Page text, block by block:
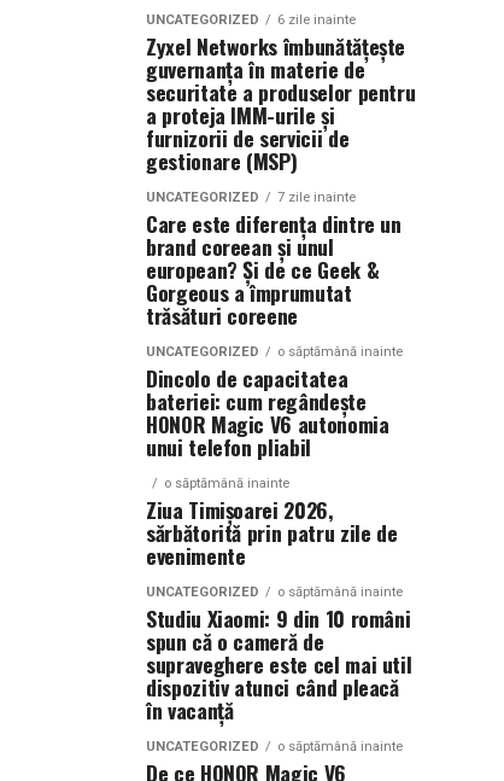
UNCATEGORIZED 6 zile inainte
Zyxel Networks îmbunătățește
guvernanța în materie de
securitate a produselor pentru
a proteja IMM-urile și
furnizorii de servicii de
gestionare (MSP)
UNCATEGORIZED 7 zile inainte
Care este diferența dintre un
brand coreean și unul
european? Și de ce Geek &
Gorgeous a împrumutat
trăsături coreene
UNCATEGORIZED o săptămână inainte
Dincolo de capacitatea
bateriei: cum regândește
HONOR Magic V6 autonomia
unui telefon pliabil
o săptămână inainte
Ziua Timișoarei 2026,
sărbătorită prin patru zile de
evenimente
UNCATEGORIZED o săptămână inainte
Studiu Xiaomi: 9 din 10 români
spun că o cameră de
supraveghere este cel mai util
dispozitiv atunci când pleacă
în vacanță
UNCATEGORIZED o săptămână inainte
De ce HONOR Magic V6